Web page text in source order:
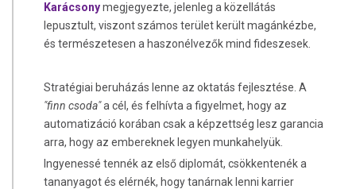
Karácsonymegjegyezte, jelenleg a közellátás
lepusztult, viszont számos terület került magánkézbe,
és természetesen a haszonélvezők mind fideszesek.
Stratégiai beruházás lenne az oktatás fejlesztése. A
"finn csoda"a cél, és felhívta a figyelmet, hogy az
automatizáció korában csak a képzettség lesz garancia
arra, hogy az embereknek legyen munkahelyük.
Ingyenessé tennék az első diplomát, csökkentenék a
tananyagot és elérnék, hogy tanárnak lenni karrier